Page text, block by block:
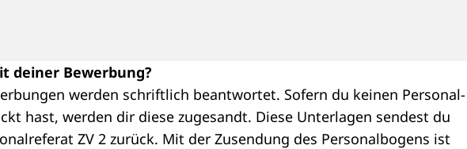
deiner Bewerbung?
werden schriftlich beantwortet. Sofern du keinen
hast, werden dir diese zugesandt. Diese Unterlagen sendest du
ZV 2 zurück. Mit der Zusendung des Personalbogens ist